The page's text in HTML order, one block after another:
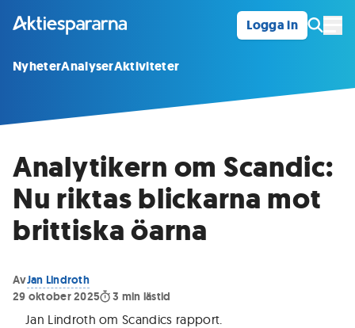
Logga in
NyheterAnalyserAktiviteter
Analytikern om Scandic:
Nu riktas blickarna mot
brittiska öarna
AvJan Lindroth
29 oktober 2025
3 min lästid
Jan Lindroth om Scandics rapport.